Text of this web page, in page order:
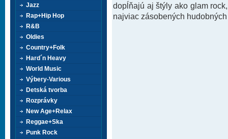
dopĺňajú aj štýly ako glam
najviac zásobených
Jazz
Rap+Hip Hop
R&B
Oldies
Country+Folk
Hard´n Heavy
World Music
Výbery-Various
Detská tvorba
Rozprávky
New Age+Relax
Reggae+Ska
Punk Rock